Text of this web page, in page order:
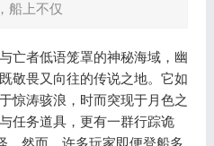
船上不仅
者低语笼罩的神秘海域，幽
敬畏又向往的传说之地。它如
惊涛骇浪，时而突现于月色之
任务道具，更有一群行踪诡
。然而，许多玩家即便登船多